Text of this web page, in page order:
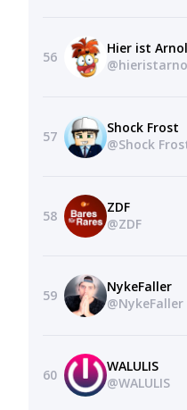
56
Hier ist
57
Shock Frost
@Shock
58
ZDF
@ZDF
59
NykeFaller
@NykeFaller
60
WALULIS
@WALULIS